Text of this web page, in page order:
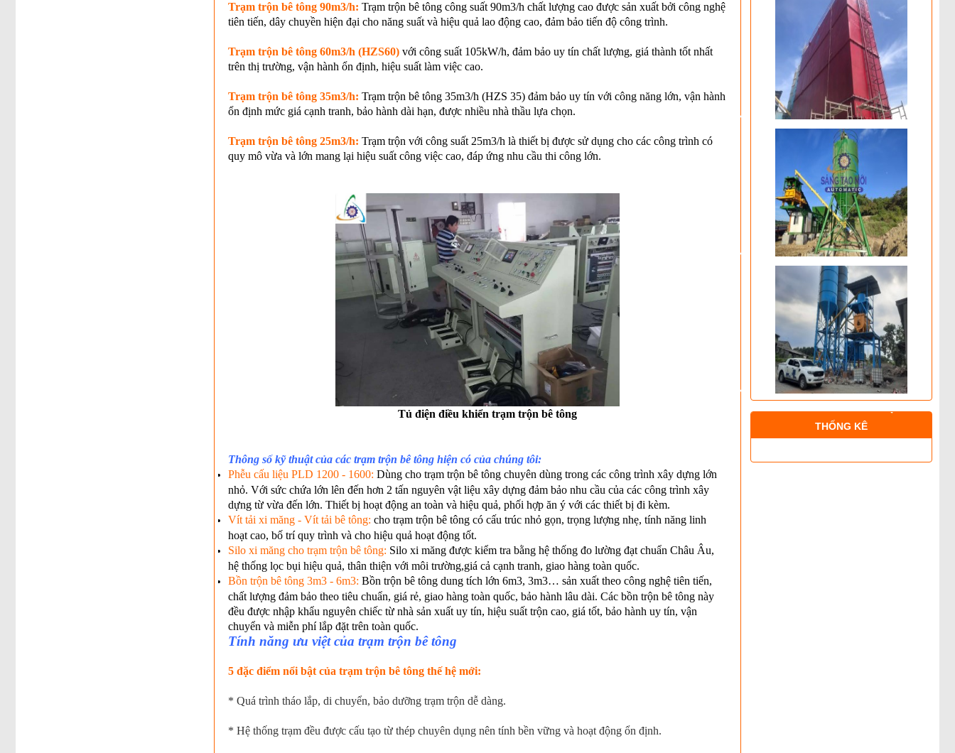
Trạm trộn bê tông 90m3/h: Trạm trộn bê tông công suất 90m3/h chất lượng cao được sản xuất bởi công nghệ
tiên tiến, dây chuyền hiện đại cho năng suất và hiệu quả lao động cao, đảm bảo tiến độ công trình.
Trạm trộn bê tông 60m3/h (HZS60)với công suất 105kW/h, đảm bảo uy tín chất lượng, giá thành tốt nhất
trên thị trường, vận hành ổn định, hiệu suất làm việc cao.
Trạm trộn bê tông 35m3/h: Trạm trộn bê tông 35m3/h (HZS 35) đảm bảo uy tín với công năng lớn, vận hành
ổn định mức giá cạnh tranh, bảo hành dài hạn, được nhiều nhà thầu lựa chọn.
Trạm trộn bê tông 25m3/h: Trạm trộn với công suất 25m3/h là thiết bị được sử dụng cho các công trình có
quy mô vừa và lớn mang lại hiệu suất công việc cao, đáp ứng nhu cầu thi công lớn.
Tủ điện điều khiển trạm trộn bê tông
Thông số kỹ thuật của các trạm trộn bê tông hiện có của chúng tôi:
Phễu cấu liệu PLD 1200 - 1600: Dùng cho trạm trộn bê tông chuyên dùng trong các công trình xây dựng lớn
nhỏ. Với sức chứa lớn lên đến hơn 2 tấn nguyên vật liệu xây dựng đảm bảo nhu cầu của các công trình xây
dựng từ vừa đến lớn. Thiết bị hoạt động an toàn và hiệu quả, phối hợp ăn ý với các thiết bị đi kèm.
Vít tải xi măng - Vít tải bê tông: cho trạm trộn bê tông có cấu trúc nhỏ gọn, trọng lượng nhẹ, tính năng linh
hoạt cao, bố trí quy trình và cho hiệu quả hoạt động tốt.
Silo xi măng cho trạm trộn bê tông: Silo xi măng được kiểm tra bằng hệ thống đo lường đạt chuẩn Châu Âu,
hệ thống lọc bụi hiệu quả, thân thiện với môi trường,giá cả cạnh tranh, giao hàng toàn quốc.
Bồn trộn bê tông 3m3 - 6m3: Bồn trộn bê tông dung tích lớn 6m3, 3m3… sản xuất theo công nghệ tiên tiến,
chất lượng đảm bảo theo tiêu chuẩn, giá rẻ, giao hàng toàn quốc, bảo hành lâu dài. Các bồn trộn bê tông này
đều được nhập khẩu nguyên chiếc từ nhà sản xuất uy tín, hiệu suất trộn cao, giá tốt, bảo hành uy tín, vận
chuyển và miễn phí lắp đặt trên toàn quốc.
Tính năng ưu việt của trạm trộn bê tông
5 đặc điểm nổi bật của trạm trộn bê tông thế hệ mới:
* Quá trình tháo lắp, di chuyển, bảo dưỡng trạm trộn dễ dàng.
* Hệ thống trạm đều được cấu tạo từ thép chuyên dụng nên tính bền vững và hoạt động ổn định.
THỐNG KÊ